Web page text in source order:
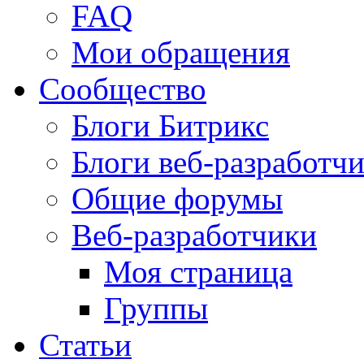
FAQ
Мои обращения
Сообщество
Блоги Битрикс
Блоги веб-
Общие форумы
Веб-разработчики
Моя страница
Группы
Статьи